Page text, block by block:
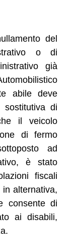
del
o di
già
abile deve
sostitutiva di
il veicolo
di fermo
ad
è stato
fiscali
alternativa,
consente di
ai disabili,